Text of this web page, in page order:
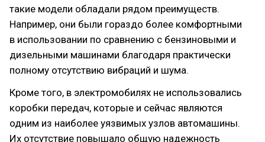
такие модели обладали рядом преимуществ.
Например, они были гораздо более комфортными
в использовании по сравнению с бензиновыми и
дизельными машинами благодаря практически
полному отсутствию вибраций и шума.
Кроме того, в электромобилях не использовались
коробки передач, которые и сейчас являются
одним из наиболее уязвимых узлов автомашины.
Их отсутствие повышало общую надежность